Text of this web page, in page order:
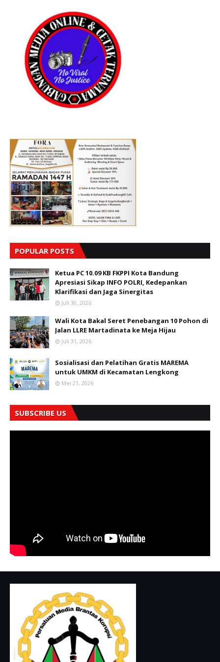
POPULAR POSTS
Ketua PC 10.09 KB FKPPI Kota Bandung
Apresiasi Sikap INFO POLRI, Kedepankan
Klarifikasi dan Jaga Sinergitas
Juli 30, 2026
Wali Kota Bakal Seret Penebangan 10 Pohon di
Jalan LLRE Martadinata ke Meja Hijau
Juli 31, 2026
Sosialisasi dan Pelatihan Gratis MAREMA
untuk UMKM di Kecamatan Lengkong
Mei 21, 2026
SUBSCRIBE US